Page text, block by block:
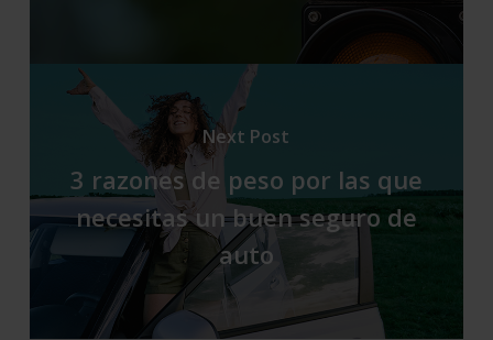
Next Post
3 razones de peso por las que
necesitas un buen seguro de
auto